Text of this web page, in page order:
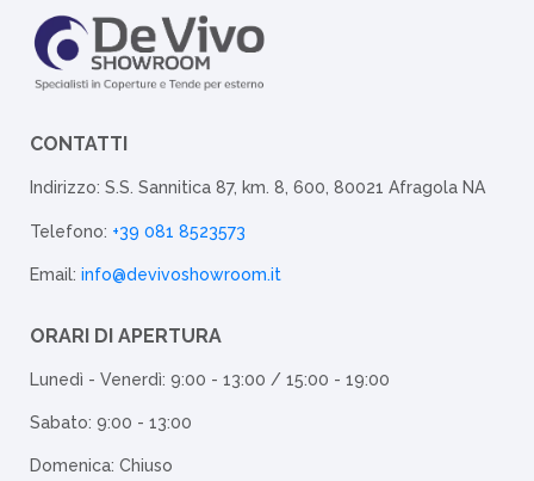
CONTATTI
Indirizzo: S.S. Sannitica 87, km. 8, 600, 80021 Afragola NA
Telefono: +39 081 8523573
Email: info@devivoshowroom.it
ORARI DI APERTURA
Lunedì - Venerdì: 9:00 - 13:00 / 15:00 - 19:00
Sabato: 9:00 - 13:00
Domenica: Chiuso